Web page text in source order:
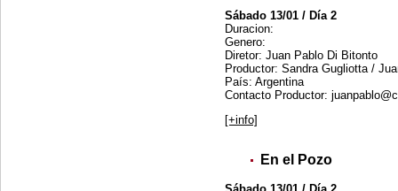
Sábado 13/01 / Día 2
Duracion:
Genero:
Diretor: Juan Pablo Di Bitonto
Productor: Sandra Gugliotta /
País: Argentina
Contacto Productor:
[+info]
En el Pozo